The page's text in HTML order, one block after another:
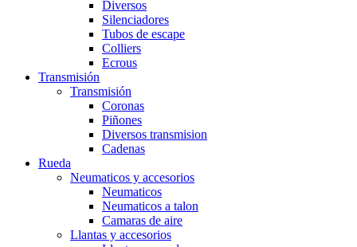
Diversos
Silenciadores
Tubos de escape
Colliers
Ecrous
Transmisión
Transmisión
Coronas
Piñones
Diversos transmision
Cadenas
Rueda
Neumaticos y accesorios
Neumaticos
Neumaticos a talon
Camaras de aire
Llantas y accesorios